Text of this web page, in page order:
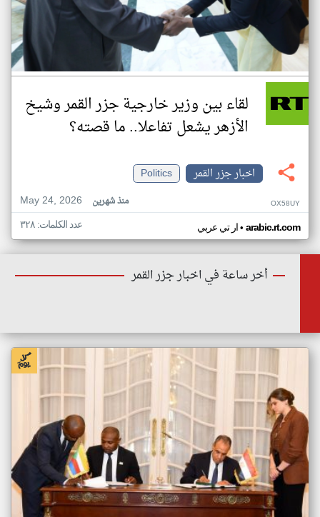
لقاء بين وزير خارجية جزر القمر وشيخ
الأزهر يشعل تفاعلا.. ما قصته؟
اخبار جزر القمر
Politics
May 24, 2026
منذ شهرين OX58UY
ار تي عربي• arabic.rt.com عدد الكلمات: ٣٢٨
أخر ساعة في اخبار جزر القمر